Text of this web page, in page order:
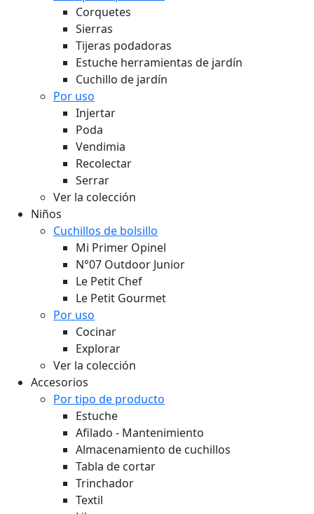
Corquetes
Sierras
Tijeras podadoras
Estuche herramientas de jardín
Cuchillo de jardín
Por uso
Injertar
Poda
Vendimia
Recolectar
Serrar
Ver la colección
Niños
Cuchillos de bolsillo
Mi Primer Opinel
N°07 Outdoor Junior
Le Petit Chef
Le Petit Gourmet
Por uso
Cocinar
Explorar
Ver la colección
Accesorios
Por tipo de producto
Estuche
Afilado - Mantenimiento
Almacenamiento de cuchillos
Tabla de cortar
Trinchador
Textil